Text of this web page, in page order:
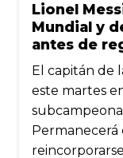
Lionel
Mundial y
antes de
El capitán de
este martes
Permanecerá